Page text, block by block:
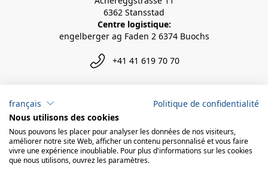
6362 Stansstad
Centre logistique:
engelberger ag Faden 2 6374 Buochs
+41 41 619 70 70
français
Politique de confidentialité
Nous utilisons des cookies
Nous pouvons les placer pour analyser les données de nos visiteurs,
améliorer notre site Web, afficher un contenu personnalisé et vous faire
vivre une expérience inoubliable. Pour plus d'informations sur les cookies
que nous utilisons, ouvrez les paramètres.